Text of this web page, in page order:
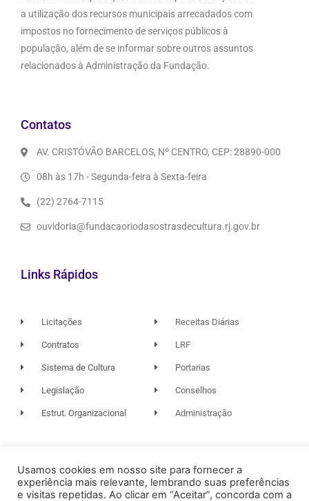
a utilização dos recursos municipais arrecadados com
impostos no fornecimento de serviços públicos à
população, além de se informar sobre outros assuntos
relacionados à Administração da Fundação.
Contatos
AV. CRISTÓVÃO BARCELOS, Nº CENTRO, CEP: 28890-000
08h às 17h - Segunda-feira à Sexta-feira
(22) 2764-7115
ouvidoria@fundacaoriodasostrasdecultura.rj.gov.br
Links Rápidos
Licitações
Contratos
Sistema de Cultura
Legislação
Estrut. Organizacional
Receitas Diárias
LRF
Portarias
Conselhos
Administração
Usamos cookies em nosso site para fornecer a
experiência mais relevante, lembrando suas preferências
e visitas repetidas. Ao clicar em “Aceitar”, concorda com a